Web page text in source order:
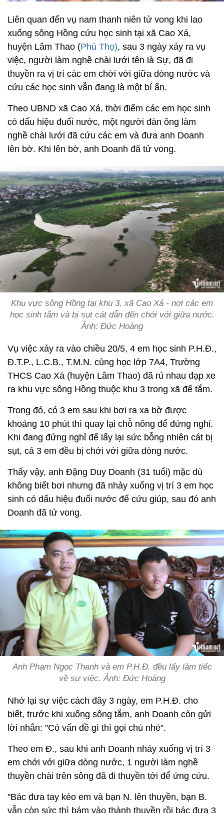
Liên quan đến vụ nam thanh niên tử vong khi lao
xuống sông Hồng cứu học sinh tại xã Cao Xá,
huyện Lâm Thao (Phú Thọ), sau 3 ngày xảy ra vụ
việc, người làm nghề chài lưới tên là Sự, đã đi
thuyền ra vị trí các em chới với giữa dòng nước và
cứu các học sinh vẫn đang là một bí ẩn.
Theo UBND xã Cao Xá, thời điểm các em học sinh
có dấu hiệu đuối nước, một người đàn ông làm
nghề chài lưới đã cứu các em và đưa anh Doanh
lên bờ. Khi lên bờ, anh Doanh đã tử vong.
Khu vực sông Hồng tại khu 3, xã Cao Xá - nơi các em
học sinh tắm và bị sụt cát dẫn đến chới với giữa nước.
Ảnh: Đức Hoàng
Vụ việc xảy ra vào chiều 20/5, 4 em học sinh P.H.Đ.,
Đ.T.P., L.C.B., T.M.N. cùng học lớp 7A4, Trường
THCS Cao Xá (huyện Lâm Thao) đã rủ nhau đạp xe
ra khu vực sông Hồng thuộc khu 3 trong xã để tắm.
Trong đó, có 3 em sau khi bơi ra xa bờ được
khoảng 10 phút thì quay lại chỗ nông để đứng nghỉ.
Khi đang đứng nghỉ để lấy lại sức bỗng nhiên cát bị
sụt, cả 3 em đều bị chới với giữa dòng nước.
Thấy vậy, anh Đặng Duy Doanh (31 tuổi) mặc dù
không biết bơi nhưng đã nhảy xuống vị trí 3 em học
sinh có dấu hiệu đuối nước để cứu giúp, sau đó anh
Doanh đã tử vong.
Anh Phạm Ngọc Thanh và em P.H.Đ. đều lấy làm tiếc
về sự việc. Ảnh: Đức Hoàng
Nhớ lại sự việc cách đây 3 ngày, em P.H.Đ. cho
biết, trước khi xuống sông tắm, anh Doanh còn gửi
lời nhắn: "Có vấn đề gì thì gọi chú nhé".
Theo em Đ., sau khi anh Doanh nhảy xuống vị trí 3
em chới với giữa dòng nước, 1 người làm nghề
thuyền chài trên sông đã đi thuyền tới để ứng cứu.
"Bác đưa tay kéo em và bạn N. lên thuyền, bạn B.
vẫn còn sức thì bám vào thành thuyền rồi bác đưa 3